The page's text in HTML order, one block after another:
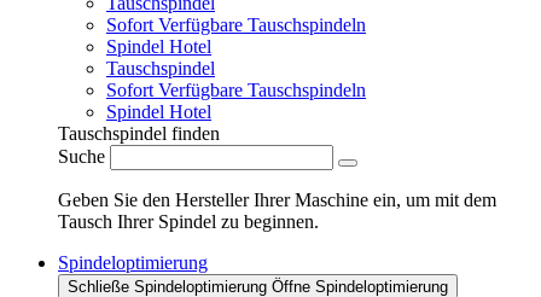
Sofort Verfügbare Tauschspindeln
Spindel Hotel
Tauschspindel
Sofort Verfügbare Tauschspindeln
Spindel Hotel
Tauschspindel finden
Suche
Geben Sie den Hersteller Ihrer Maschine ein, um mit dem
Tausch Ihrer Spindel zu beginnen.
Spindeloptimierung
Schließe Spindeloptimierung Öffne Spindeloptimierung